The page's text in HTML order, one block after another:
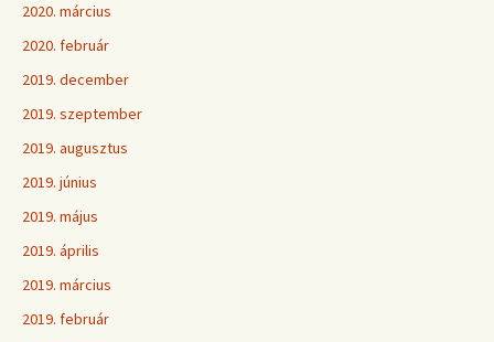
2020. március
2020. február
2019. december
2019. szeptember
2019. augusztus
2019. június
2019. május
2019. április
2019. március
2019. február